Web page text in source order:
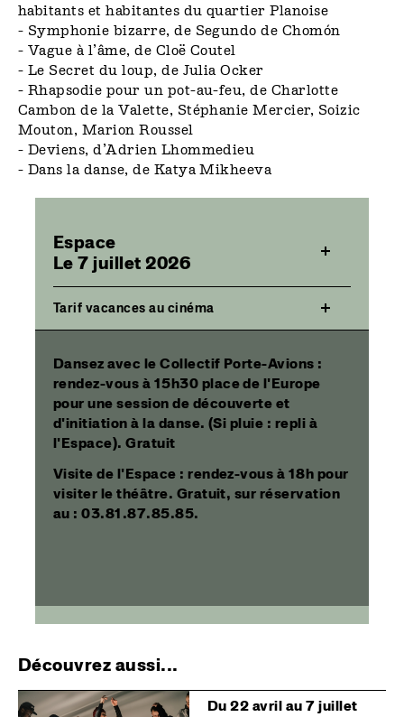
habitants et habitantes du quartier Planoise
- Symphonie bizarre, de Segundo de Chomón
- Vague à l’âme, de Cloë Coutel
- Le Secret du loup, de Julia Ocker
- Rhapsodie pour un pot-au-feu, de Charlotte
Cambon de la Valette, Stéphanie Mercier, Soizic
Mouton, Marion Roussel
- Deviens, d’Adrien Lhommedieu
- Dans la danse, de Katya Mikheeva
Espace
Le 7 juillet 2026
Tarif vacances au cinéma
Dansez avec le Collectif Porte-Avions :
rendez-vous à 15h30 place de l'Europe
pour une session de découverte et
d'initiation à la danse. (Si pluie : repli à
l'Espace). Gratuit
Visite de l'Espace :rendez-vous à 18h pour
visiter le théâtre. Gratuit, sur réservation
au : 03.81.87.85.85.
Découvrez aussi...
Image Du 22 avril au 7 juillet